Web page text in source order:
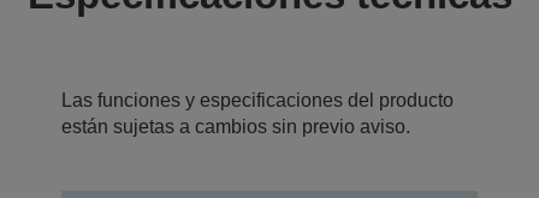
Las funciones y especificaciones del producto
están sujetas a cambios sin previo aviso.